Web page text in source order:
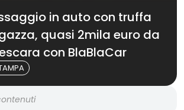
in auto con truffa
quasi 2mila euro da
con BlaBlaCar